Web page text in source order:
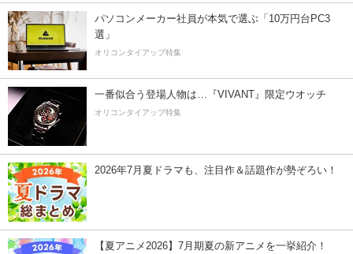
パソコンメーカー社員が本気で選ぶ「10万円台PC3
選」
オリコンタイアップ特集
一番似合う登場人物は…『VIVANT』限定ウオッチ
オリコンタイアップ特集
2026年7月夏ドラマも、注目作＆話題作が勢ぞろい！
【夏アニメ2026】7月期夏の新アニメを一挙紹介！